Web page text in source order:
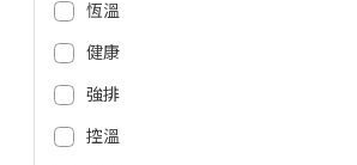
恆溫
健康
強排
控溫